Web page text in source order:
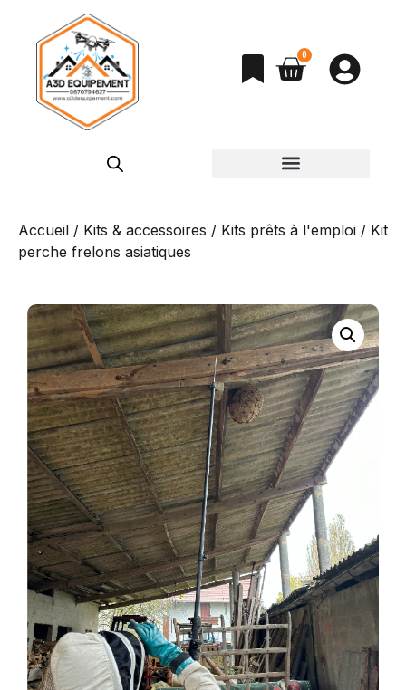
0
Accueil / Kits & accessoires / Kits prêts à l'emploi / Kit
perche frelons asiatiques